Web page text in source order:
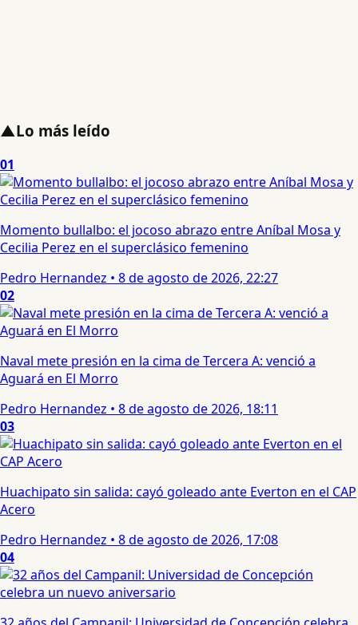
▲Lo más leído
01
Momento bullalbo: el jocoso abrazo entre Aníbal Mosa y
Cecilia Perez en el superclásico femenino
Pedro Hernandez • 8 de agosto de 2026, 22:27
02
Naval mete presión en la cima de Tercera A: venció a
Aguará en El Morro
Pedro Hernandez • 8 de agosto de 2026, 18:11
03
Huachipato sin salida: cayó goleado ante Everton en el CAP
Acero
Pedro Hernandez • 8 de agosto de 2026, 17:08
04